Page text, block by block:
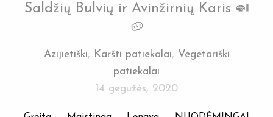
Saldžių Bulvių ir Avinžirnių Karis 🍛
🥔
Azijietiški, Karšti patiekalai, Vegetariški
patiekalai
14 gegužės, 2020